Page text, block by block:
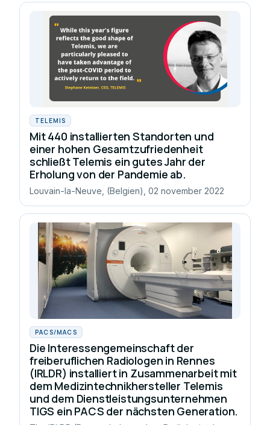
TELEMIS
Mit 440 installierten Standorten und
einer hohen Gesamtzufriedenheit
schließt Telemis ein gutes Jahr der
Erholung von der Pandemie ab.
Louvain-la-Neuve, (Belgien), 02 november 2022
PACS/MACS
Die Interessengemeinschaft der
freiberuflichen Radiologen in Rennes
(IRLDR) installiert in Zusammenarbeit mit
dem Medizintechnikhersteller Telemis
und dem Dienstleistungsunternehmen
TIGS ein PACS der nächsten Generation.